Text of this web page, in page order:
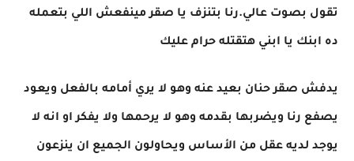
تقول بصوت عالي.رنا بتنزف يا صقر مينفعش اللي بتعمله
ده ابنك يا ابني هتقتله حرام عليك
يدفش صقر حنان بعيد عنه وهو لا يري أمامه بالفعل ويعود
يصفع رنا ويضربها بقدمه وهو لا يرحمها ولا يفكر او انه لا
يوجد لديه عقل من الأساس ويحاولون الجميع ان ينزعون